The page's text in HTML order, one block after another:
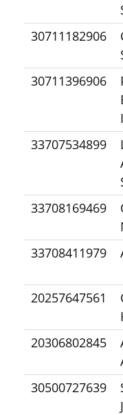
30711182906
30711396906
33707534899
33708169469
33708411979
20257647561
20306802845
30500727639